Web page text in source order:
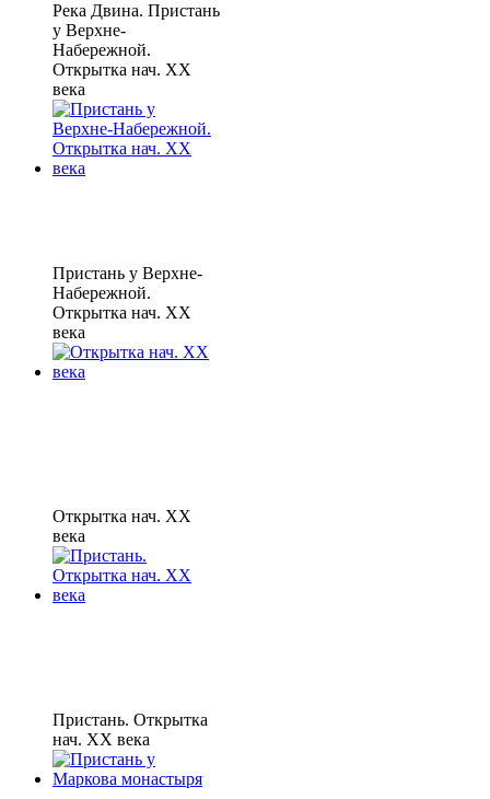
Река Двина. Пристань
у Верхне-
Набережной.
Открытка нач. XX
века
Пристань у Верхне-
Набережной.
Открытка нач. XX
века
Открытка нач. XX
века
Пристань. Открытка
нач. XX века